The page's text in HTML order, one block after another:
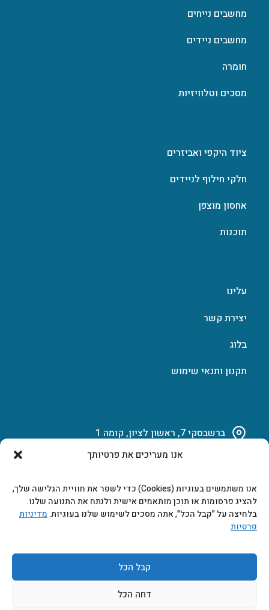
אנו מעריכים את פרטיותך
אנו משתמשים בעוגיות (Cookies) כדי לשפר את חוויית הגלישה שלך,
להציג פרסומות או תוכן מותאמים אישית ולנתח את התנועה שלנו.
בלחיצה על "קבל הכל", אתה מסכים לשימוש שלנו בעוגיות.מדיניות
פרטיות
קבל הכל
דחה הכל
מחשבים נייחים
מחשבים ניידים
חומרה
מסכים וטלוויזיות
ציוד היקפי ואביזרים
חלקי חילוף לניידים
אחסון מוצפן
תוכנות
עלינו
יצירת קשר
בלוג
תקנון ותנאי שימוש
ברשבסקי 7, ראשון לציון, קומה 1
marketing@b-tech.co.il